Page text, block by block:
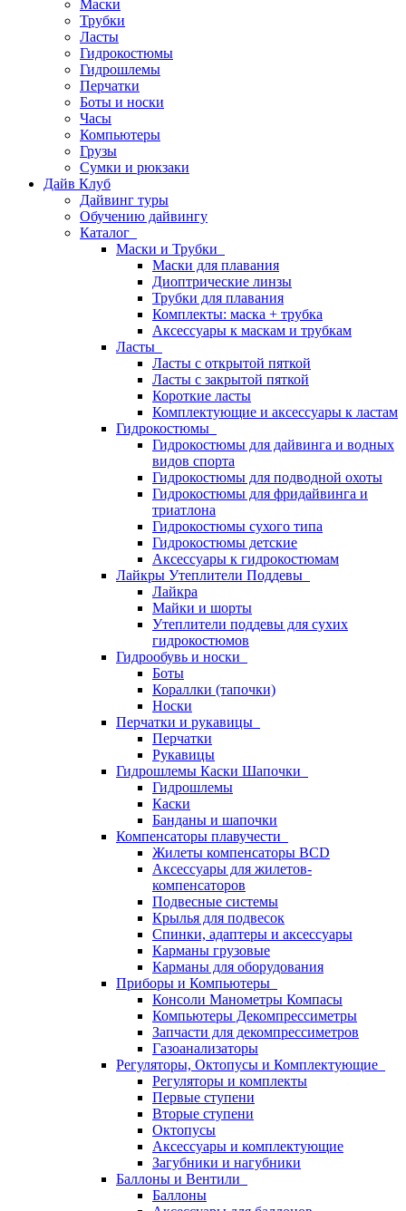
Маски
Трубки
Ласты
Гидрокостюмы
Гидрошлемы
Перчатки
Боты и носки
Часы
Компьютеры
Грузы
Сумки и рюкзаки
Дайв Клуб
Дайвинг туры
Обучению дайвингу
Каталог
Маски и Трубки
Маски для плавания
Диоптрические линзы
Трубки для плавания
Комплекты: маска + трубка
Аксессуары к маскам и трубкам
Ласты
Ласты с открытой пяткой
Ласты с закрытой пяткой
Короткие ласты
Комплектующие и аксессуары к ластам
Гидрокостюмы
Гидрокостюмы для дайвинга и водных
видов спорта
Гидрокостюмы для подводной охоты
Гидрокостюмы для фридайвинга и
триатлона
Гидрокостюмы сухого типа
Гидрокостюмы детские
Аксессуары к гидрокостюмам
Лайкры Утеплители Поддевы
Лайкра
Майки и шорты
Утеплители поддевы для сухих
гидрокостюмов
Гидрообувь и носки
Боты
Кораллки (тапочки)
Носки
Перчатки и рукавицы
Перчатки
Рукавицы
Гидрошлемы Каски Шапочки
Гидрошлемы
Каски
Банданы и шапочки
Компенсаторы плавучести
Жилеты компенсаторы BCD
Аксессуары для жилетов-
компенсаторов
Подвесные системы
Крылья для подвесок
Спинки, адаптеры и аксессуары
Карманы грузовые
Карманы для оборудования
Приборы и Компьютеры
Консоли Манометры Компасы
Компьютеры Декомпрессиметры
Запчасти для декомпрессиметров
Газоанализаторы
Регуляторы, Октопусы и Комплектующие
Регуляторы и комплекты
Первые ступени
Вторые ступени
Октопусы
Аксессуары и комплектующие
Загубники и нагубники
Баллоны и Вентили
Баллоны